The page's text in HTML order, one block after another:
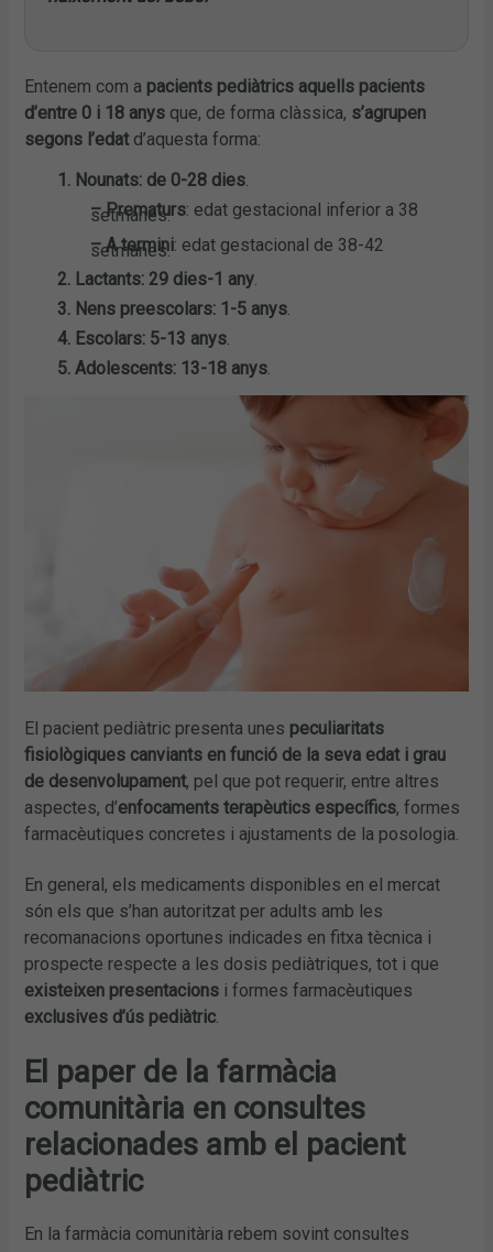
Entenem com a pacients pediàtrics aquells pacients
d’entre 0 i 18 anys que, de forma clàssica, s’agrupen
segons l’edatd’aquesta forma:
1. Nounats: de 0-28 dies.
– Prematurs: edat gestacional inferior a 38
setmanes.
– A termini: edat gestacional de 38-42
setmanes.
2. Lactants: 29 dies-1 any.
3. Nens preescolars: 1-5 anys.
4. Escolars: 5-13 anys.
5. Adolescents: 13-18 anys.
El pacient pediàtric presenta unes peculiaritats
fisiològiques canviants en funció de la seva edat i grau
de desenvolupament, pel que pot requerir, entre altres
aspectes, d’enfocaments terapèutics específics, formes
farmacèutiques concretes i ajustaments de la posologia.
En general, els medicaments disponibles en el mercat
són els que s’han autoritzat per adults amb les
recomanacions oportunes indicades en fitxa tècnica i
prospecte respecte a les dosis pediàtriques, tot i que
existeixen presentacions i formes farmacèutiques
exclusives d’ús pediàtric
El paper de la farmàcia
comunitària en consultes
relacionades amb el pacient
pediàtric
En la farmàcia comunitària rebem sovint consultes